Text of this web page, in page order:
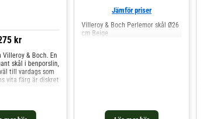
kr
Villeroy & Boch. En
skål i benporslin,
till vardags som
vita färg är diskret
och mer Skålar &
Jämför priser
Villeroy & Boch Perlemor skål Ø26
cm Beige